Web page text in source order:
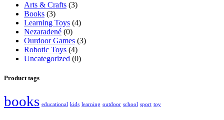
Arts & Crafts (3)
Books (3)
Learning Toys (4)
Nezaradené (0)
Ourdoor Games (3)
Robotic Toys (4)
Uncategorized (0)
Product tags
books educational kids learning outdoor school sport toy